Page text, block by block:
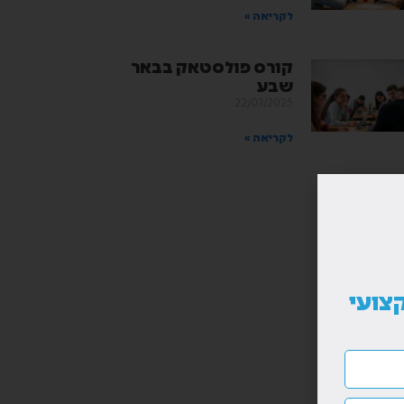
לקריאה »
קורס פולסטאק בבאר
שבע
לקריאה »